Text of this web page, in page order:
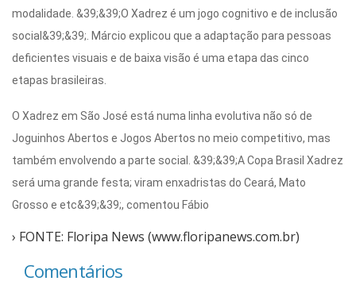
modalidade. &39;&39;O Xadrez é um jogo cognitivo e de inclusão
social&39;&39;. Márcio explicou que a adaptação para pessoas
deficientes visuais e de baixa visão é uma etapa das cinco
etapas brasileiras.
O Xadrez em São José está numa linha evolutiva não só de
Joguinhos Abertos e Jogos Abertos no meio competitivo, mas
também envolvendo a parte social. &39;&39;A Copa Brasil Xadrez
será uma grande festa; viram enxadristas do Ceará, Mato
Grosso e etc&39;&39;, comentou Fábio
› FONTE: Floripa News (www.floripanews.com.br)
Comentários